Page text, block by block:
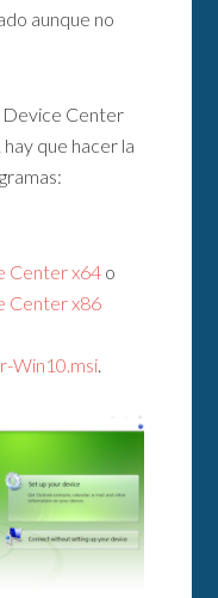
aunque no
Device Center
que hacer la
Center x64 o
Center x86
Win10.msi.